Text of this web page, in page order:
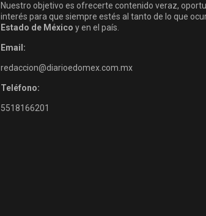
Nuestro objetivo es ofrecerte contenido veraz,
interés para que siempre estés al tanto de lo que
Estado de México y en el país.
Email:
redaccion@diarioedomex.com.mx
Teléfono:
5518166201